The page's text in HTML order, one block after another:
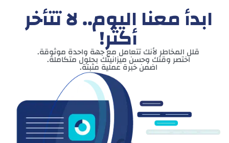
ابدأ معنا اليوم.. لا تتأخر
أكثر!
قلل المخاطر لأنك تتعامل مع جهة واحدة موثوقة.
اختصر وقتك وحسن ميزانيتك بحلول متكاملة.
اضمن خبرة عملية مثبتة.